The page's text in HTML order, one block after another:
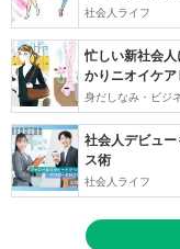
社会人ライフ
忙しい新社会
かりニオイケア
身だしなみ・ビジ
社会人デビュ
ス術
社会人ライフ